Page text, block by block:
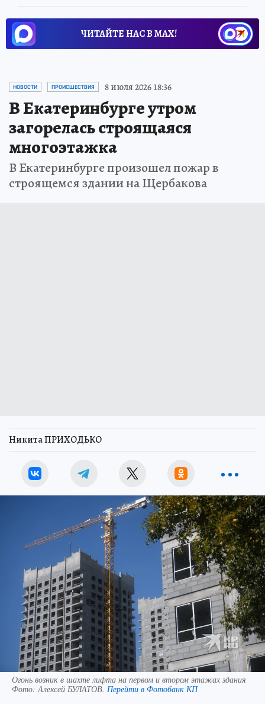
ЧИТАЙТЕ НАС В МАХ!
НОВОСТИ ПРОИСШЕСТВИЯ 8 июля 2026 18:36
В Екатеринбурге утром
загорелась строящаяся
многоэтажка
В Екатеринбурге произошел пожар в
строящемся здании на Щербакова
Никита ПРИХОДЬКО
Огонь возник в шахте лифта на первом и втором этажах здания
Фото:Алексей БУЛАТОВ. Перейти в Фотобанк КП